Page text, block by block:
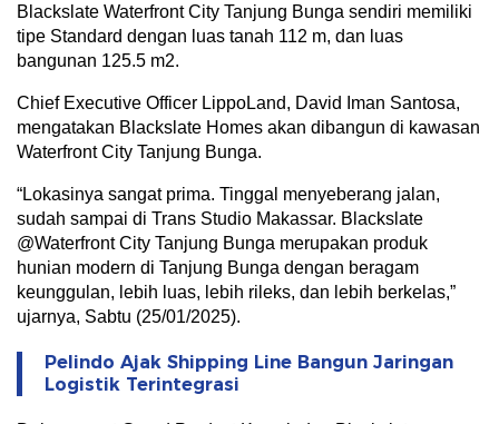
Blackslate Waterfront City Tanjung Bunga sendiri memiliki
tipe Standard dengan luas tanah 112 m, dan luas
bangunan 125.5 m2.
Chief Executive Officer LippoLand, David Iman Santosa,
mengatakan Blackslate Homes akan dibangun di kawasan
Waterfront City Tanjung Bunga.
“Lokasinya sangat prima. Tinggal menyeberang jalan,
sudah sampai di Trans Studio Makassar. Blackslate
@Waterfront City Tanjung Bunga merupakan produk
hunian modern di Tanjung Bunga dengan beragam
keunggulan, lebih luas, lebih rileks, dan lebih berkelas,”
ujarnya, Sabtu (25/01/2025).
Pelindo Ajak Shipping Line Bangun Jaringan
Logistik Terintegrasi